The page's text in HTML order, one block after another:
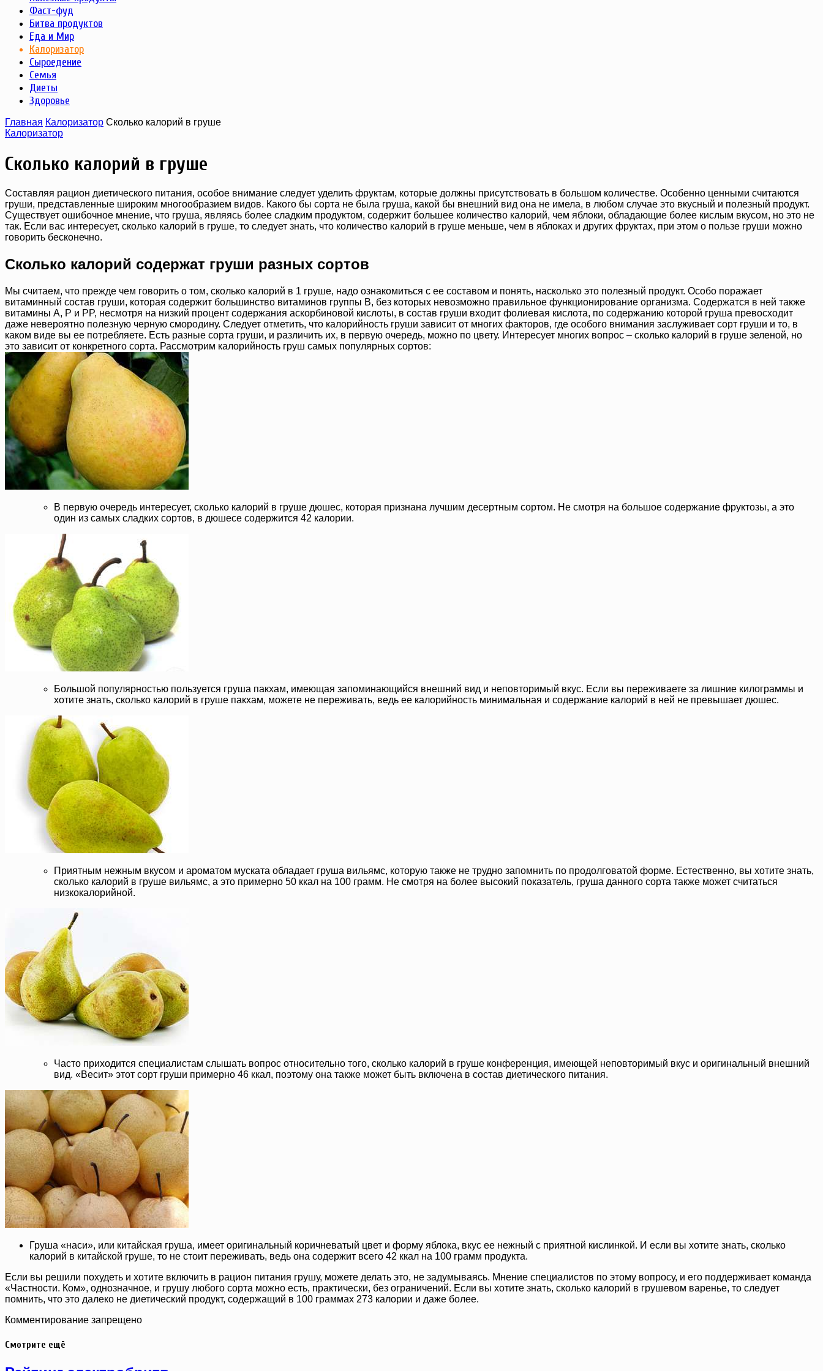
Фаст-фуд
Битва продуктов
Еда и Мир
Калоризатор
Сыроедение
Семья
Диеты
Здоровье
Главная Калоризатор Сколько калорий в груше
Калоризатор
Сколько калорий в груше
Составляя рацион диетического питания, особое внимание следует уделить фруктам, которые должны присутствовать в большом количестве. Особенно ценными считаются
груши, представленные широким многообразием видов. Какого бы сорта не была груша, какой бы внешний вид она не имела, в любом случае это вкусный и полезный продукт.
Существует ошибочное мнение, что груша, являясь более сладким продуктом, содержит большее количество калорий, чем яблоки, обладающие более кислым вкусом, но это не
так. Если вас интересует, сколько калорий в груше, то следует знать, что количество калорий в груше меньше, чем в яблоках и других фруктах, при этом о пользе груши можно
говорить бесконечно.
Сколько калорий содержат груши разных сортов
Мы считаем, что прежде чем говорить о том, сколько калорий в 1 груше, надо ознакомиться с ее составом и понять, насколько это полезный продукт. Особо поражает
витаминный состав груши, которая содержит большинство витаминов группы B, без которых невозможно правильное функционирование организма. Содержатся в ней также
витамины A, P и PP, несмотря на низкий процент содержания аскорбиновой кислоты, в состав груши входит фолиевая кислота, по содержанию которой груша превосходит
даже невероятно полезную черную смородину. Следует отметить, что калорийность груши зависит от многих факторов, где особого внимания заслуживает сорт груши и то, в
каком виде вы ее потребляете. Есть разные сорта груши, и различить их, в первую очередь, можно по цвету. Интересует многих вопрос – сколько калорий в груше зеленой, но
это зависит от конкретного сорта. Рассмотрим калорийность груш самых популярных сортов:
В первую очередь интересует, сколько калорий в груше дюшес, которая признана лучшим десертным сортом. Не смотря на большое содержание фруктозы, а это
один из самых сладких сортов, в дюшесе содержится 42 калории.
Большой популярностью пользуется груша пакхам, имеющая запоминающийся внешний вид и неповторимый вкус. Если вы переживаете за лишние килограммы и
хотите знать, сколько калорий в груше пакхам, можете не переживать, ведь ее калорийность минимальная и содержание калорий в ней не превышает дюшес.
Приятным нежным вкусом и ароматом муската обладает груша вильямс, которую также не трудно запомнить по продолговатой форме. Естественно, вы хотите знать,
сколько калорий в груше вильямс, а это примерно 50 ккал на 100 грамм. Не смотря на более высокий показатель, груша данного сорта также может считаться
низкокалорийной.
Часто приходится специалистам слышать вопрос относительно того, сколько калорий в груше конференция, имеющей неповторимый вкус и оригинальный внешний
вид. «Весит» этот сорт груши примерно 46 ккал, поэтому она также может быть включена в состав диетического питания.
Груша «наси», или китайская груша, имеет оригинальный коричневатый цвет и форму яблока, вкус ее нежный с приятной кислинкой. И если вы хотите знать, сколько
калорий в китайской груше, то не стоит переживать, ведь она содержит всего 42 ккал на 100 грамм продукта.
Если вы решили похудеть и хотите включить в рацион питания грушу, можете делать это, не задумываясь. Мнение специалистов по этому вопросу, и его поддерживает команда
«Частности. Ком», однозначное, и грушу любого сорта можно есть, практически, без ограничений. Если вы хотите знать, сколько калорий в грушевом варенье, то следует
помнить, что это далеко не диетический продукт, содержащий в 100 граммах 273 калории и даже более.
Комментирование запрещено
Смотрите ещё